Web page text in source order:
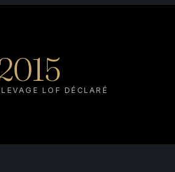
LOF DÉCLARÉ